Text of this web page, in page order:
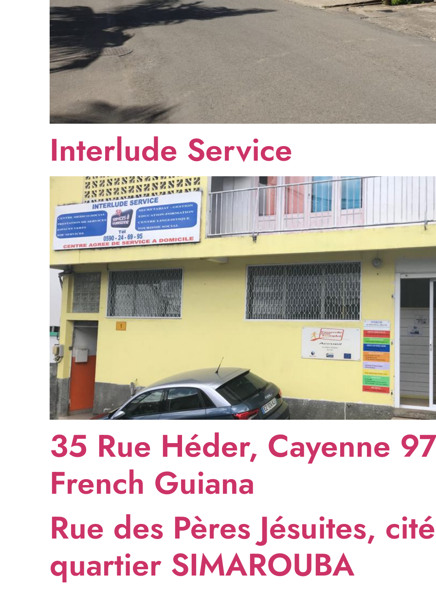
Interlude Service
35 Rue Héder, Cayenne
French Guiana
Rue des Pères Jésuites,
quartier SIMAROUBA